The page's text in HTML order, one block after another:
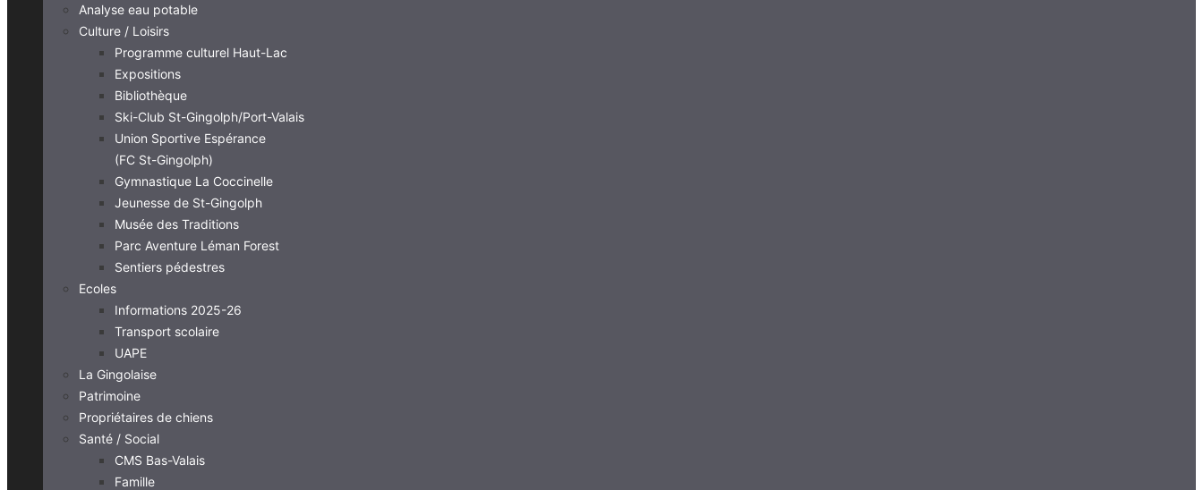
Analyse eau potable
Culture / Loisirs
Programme culturel Haut-Lac
Expositions
Bibliothèque
Ski-Club St-Gingolph/Port-Valais
Union Sportive Espérance
(FC St-Gingolph)
Gymnastique La Coccinelle
Jeunesse de St-Gingolph
Musée des Traditions
Parc Aventure Léman Forest
Sentiers pédestres
Ecoles
Informations 2025-26
Transport scolaire
UAPE
La Gingolaise
Patrimoine
Propriétaires de chiens
Santé / Social
CMS Bas-Valais
Famille